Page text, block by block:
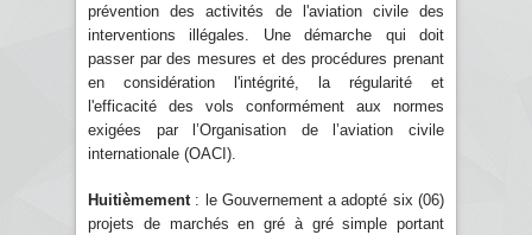
prévention des activités de l'aviation civile des
interventions illégales. Une démarche qui doit
passer par des mesures et des procédures prenant
en considération l'intégrité, la régularité et
l'efficacité des vols conformément aux normes
exigées par l’Organisation de l’aviation civile
internationale (OACI).
Huitièmement : le Gouvernement a adopté six (06)
projets de marchés en gré à gré simple portant